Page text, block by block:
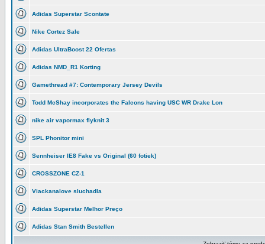
Adidas Superstar Scontate
Nike Cortez Sale
Adidas UltraBoost 22 Ofertas
Adidas NMD_R1 Korting
Gamethread #7: Contemporary Jersey Devils
Todd McShay incorporates the Falcons having USC WR Drake Lon
nike air vapormax flyknit 3
SPL Phonitor mini
Sennheiser IE8 Fake vs Original (60 fotiek)
CROSSZONE CZ-1
Viackanalove sluchadla
Adidas Superstar Melhor Preço
Adidas Stan Smith Bestellen